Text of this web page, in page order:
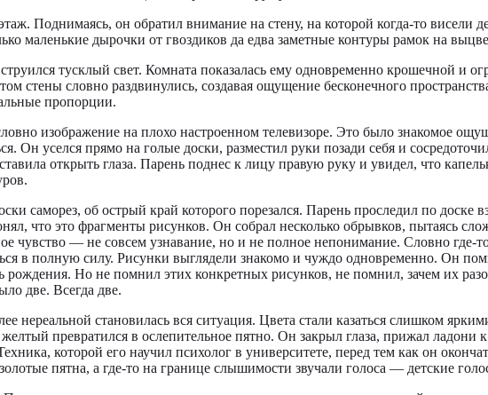
Поднимаясь, он обратил внимание на стену, на которой когда-то висели
маленькие дырочки от гвоздиков да едва заметные контуры рамок на
тусклый свет. Комната показалась ему одновременно крошечной и
стены словно раздвинулись, создавая ощущение бесконечного
пропорции.
изображение на плохо настроенном телевизоре. Это было знакомое
Он уселся прямо на голые доски, разместил руки позади себя и
открыть глаза. Парень поднес к лицу правую руку и увидел, что
саморез, об острый край которого порезался. Парень проследил по доске
что это фрагменты рисунков. Он собрал несколько обрывков, пытаясь
чувство — не совсем узнавание, но и не полное непонимание. Словно где-
в полную силу. Рисунки выглядели знакомо и чуждо одновременно. Он
рождения. Но не помнил этих конкретных рисунков, не помнил, зачем их
две. Всегда две.
нереальной становилась вся ситуация. Цвета стали казаться слишком
превратился в ослепительное пятно. Он закрыл глаза, прижал ладони
которой его научил психолог в университете, перед тем как он
пятна, а где-то на границе слышимости звучали голоса — детские